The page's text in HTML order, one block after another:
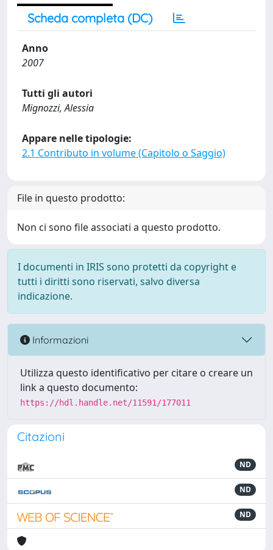
Scheda completa (DC)
Anno
2007
Tutti gli autori
Mignozzi, Alessia
Appare nelle tipologie:
2.1 Contributo in volume (Capitolo o Saggio)
File in questo prodotto:
Non ci sono file associati a questo prodotto.
I documenti in IRIS sono protetti da copyright e
tutti i diritti sono riservati, salvo diversa
indicazione.
Informazioni
Utilizza questo identificativo per citare o creare un
link a questo documento:
https://hdl.handle.net/11591/177011
Citazioni
ND
ND
ND